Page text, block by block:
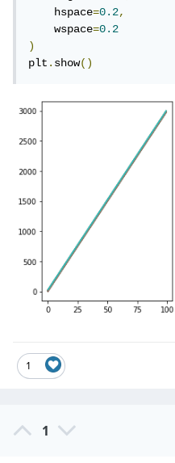
    hspace
=0.2,
    wspace
=0.2
)
plt.show()
1
1